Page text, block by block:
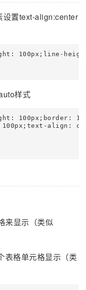
设置text-align:center
100px;line-
样式
100px;border:
align:
来显示（类似
格单元格显示（类